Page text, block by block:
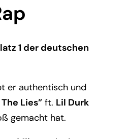
1 der deutschen
er authentisch und
Lies” ft. Lil Durk
gemacht hat.